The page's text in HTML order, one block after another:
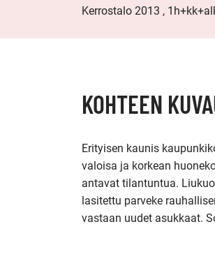
Kerrostalo 2013 ,
KOHTEEN
Erityisen kaunis
valoisa ja korkean
antavat tilantuntua.
lasitettu parveke
vastaan uudet asukkaat.